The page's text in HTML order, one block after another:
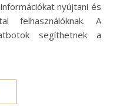
nyújtani és
felhasználóknak. A
segíthetnek a